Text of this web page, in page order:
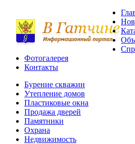
Фотогалерея
Контакты
Бурение скважин
Утепление домов
Пластиковые окна
Продажа дверей
Памятники
Охрана
Недвижимость